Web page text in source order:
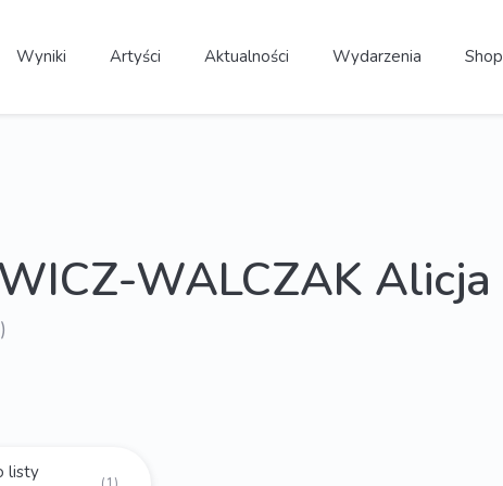
Wyniki Artyści Aktualności Wydarzenia Shop
WALCZAK Alicja
listy